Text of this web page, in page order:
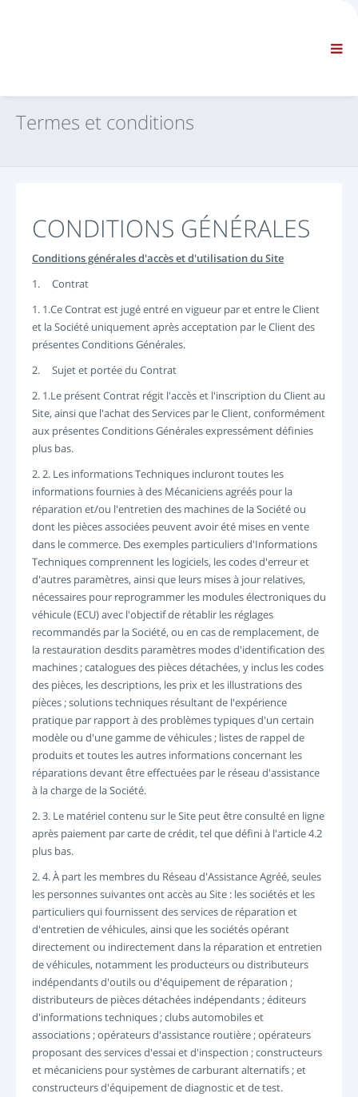
NAVIGATION STANDARD
TERMES ET CONDITIONS
Catalogue des pièces de rechange
Formation
Barème des temps de réparation / Équipement
Special Tools
Outils de diagnostic
Reprogrammation module électronique (ECU)
Rescue material
ME CONNECTER
ENREGISTREMENT
Termes et conditions
CONDITIONS GÉNÉRALES
Conditions générales d'accès et d'utilisation du Site
1. Contrat
1. 1.Ce Contrat est jugé entré en vigueur par et entre le Client
et la Société uniquement après acceptation par le Client des
présentes Conditions Générales.
2. Sujet et portée du Contrat
2. 1.Le présent Contrat régit l'accès et l'inscription du Client au
Site, ainsi que l'achat des Services par le Client, conformément
aux présentes Conditions Générales expressément définies
plus bas.
2. 2. Les informations Techniques incluront toutes les
informations fournies à des Mécaniciens agréés pour la
réparation et/ou l'entretien des machines de la Société ou
dont les pièces associées peuvent avoir été mises en vente
dans le commerce. Des exemples particuliers d'Informations
Techniques comprennent les logiciels, les codes d'erreur et
d'autres paramètres, ainsi que leurs mises à jour relatives,
nécessaires pour reprogrammer les modules électroniques du
véhicule (ECU) avec l'objectif de rétablir les réglages
recommandés par la Société, ou en cas de remplacement, de
la restauration desdits paramètres modes d'identification des
machines ; catalogues des pièces détachées, y inclus les codes
des pièces, les descriptions, les prix et les illustrations des
pièces ; solutions techniques résultant de l'expérience
pratique par rapport à des problèmes typiques d'un certain
modèle ou d'une gamme de véhicules ; listes de rappel de
produits et toutes les autres informations concernant les
réparations devant être effectuées par le réseau d'assistance
à la charge de la Société.
2. 3. Le matériel contenu sur le Site peut être consulté en ligne
après paiement par carte de crédit, tel que défini à l'article 4.2
plus bas.
2. 4. À part les membres du Réseau d'Assistance Agréé, seules
les personnes suivantes ont accès au Site : les sociétés et les
particuliers qui fournissent des services de réparation et
d'entretien de véhicules, ainsi que les sociétés opérant
directement ou indirectement dans la réparation et entretien
de véhicules, notamment les producteurs ou distributeurs
indépendants d'outils ou d'équipement de réparation ;
distributeurs de pièces détachées indépendants ; éditeurs
d'informations techniques ; clubs automobiles et
associations ; opérateurs d'assistance routière ; opérateurs
proposant des services d'essai et d'inspection ; constructeurs
et mécaniciens pour systèmes de carburant alternatifs ; et
constructeurs d'équipement de diagnostic et de test.